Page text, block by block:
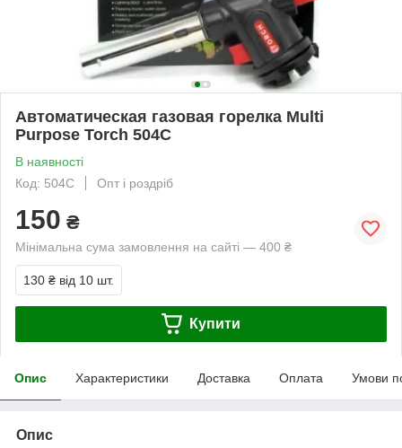
Автоматическая газовая горелка Multi
Purpose Torch 504C
В наявності
Код: 504C
Опт і роздріб
150 ₴
Мінімальна сума замовлення на сайті — 400 ₴
130 ₴ від 10 шт.
Купити
Опис Характеристики Доставка Оплата Умови
Опис